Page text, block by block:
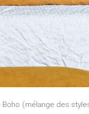
(mélange des